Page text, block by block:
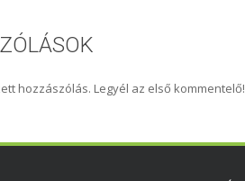
hozzászólás. Legyél az első kommentelő!